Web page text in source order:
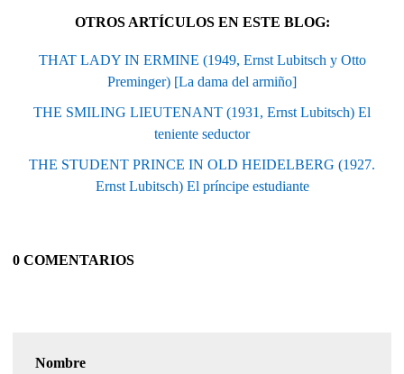
OTROS ARTÍCULOS EN ESTE BLOG:
THAT LADY IN ERMINE (1949, Ernst Lubitsch y Otto
Preminger) [La dama del armiño]
THE SMILING LIEUTENANT (1931, Ernst Lubitsch) El
teniente seductor
THE STUDENT PRINCE IN OLD HEIDELBERG (1927.
Ernst Lubitsch) El príncipe estudiante
0 COMENTARIOS
Nombre